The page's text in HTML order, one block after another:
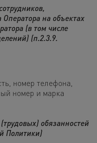
на объектах
(в том числе
(п.2.3.9.
номер телефона,
номер и марка
обязанностей
Политики)